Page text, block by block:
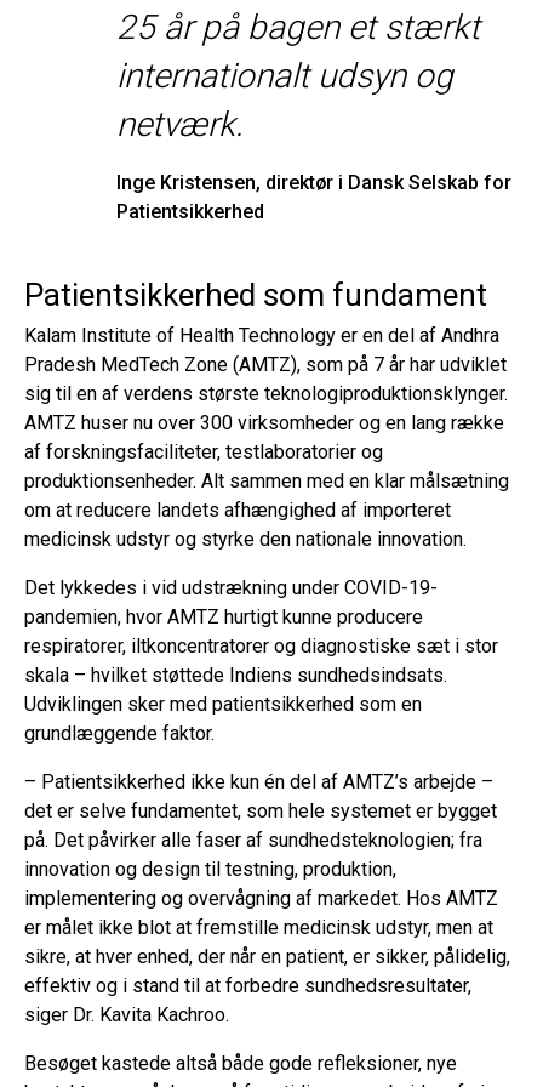
25 år på bagen et stærkt
internationalt udsyn og
netværk.
Inge Kristensen, direktør i Dansk Selskab for
Patientsikkerhed
Patientsikkerhed som fundament
Kalam Institute of Health Technology er en del af Andhra
Pradesh MedTech Zone (AMTZ), som på 7 år har udviklet
sig til en af verdens største teknologiproduktionsklynger.
AMTZ huser nu over 300 virksomheder og en lang række
af forskningsfaciliteter, testlaboratorier og
produktionsenheder. Alt sammen med en klar målsætning
om at reducere landets afhængighed af importeret
medicinsk udstyr og styrke den nationale innovation.
Det lykkedes i vid udstrækning under COVID-19-
pandemien, hvor AMTZ hurtigt kunne producere
respiratorer, iltkoncentratorer og diagnostiske sæt i stor
skala – hvilket støttede Indiens sundhedsindsats.
Udviklingen sker med patientsikkerhed som en
grundlæggende faktor.
– Patientsikkerhed ikke kun én del af AMTZ’s arbejde –
det er selve fundamentet, som hele systemet er bygget
på. Det påvirker alle faser af sundhedsteknologien; fra
innovation og design til testning, produktion,
implementering og overvågning af markedet. Hos AMTZ
er målet ikke blot at fremstille medicinsk udstyr, men at
sikre, at hver enhed, der når en patient, er sikker, pålidelig,
effektiv og i stand til at forbedre sundhedsresultater,
siger Dr. Kavita Kachroo.
Besøget kastede altså både gode refleksioner, nye